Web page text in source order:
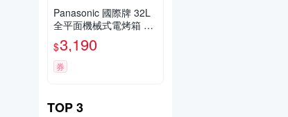
Panasonic 國際牌 32L
全平面機械式電烤箱 NB
-F3200-
$3,190
券
TOP3